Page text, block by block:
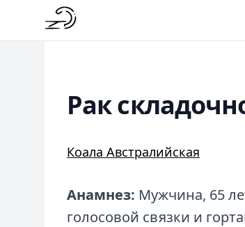
Рак
Коала Австралийская
Анамнез: Мужчина, 65
голосовой связки и